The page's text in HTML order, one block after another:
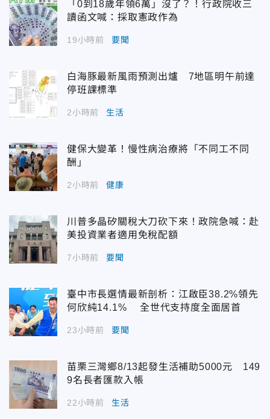
「0到18歲年領6萬」沒了？！行政院收三
讀函文喊：採取憲政作為
19小時前 要聞
白海豚最新風雨預測出爐 7地區明午前達
停班課標準
2小時前 生活
健保大變革！慢性病治療將「不同工不同
酬」
2小時前 健康
川普多晶矽關稅大刀砍下來！政院急喊：赴
美投資業者適用免稅配額
7小時前 要聞
臺中市長選情最新剖析：江啟臣38.2%領先
何欣純14.1% 全世代支持度全面居首
23小時前 要聞
苗栗三灣鄉8/13起發生活補助5000元 149
9名長者匯款入帳
22小時前 生活